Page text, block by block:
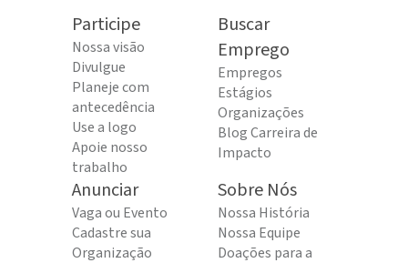
Participe
Nossa visão
Divulgue
Planeje com
antecedência
Use a logo
Apoie nosso
trabalho
Buscar
Emprego
Empregos
Estágios
Organizações
Blog Carreira de
Impacto
Anunciar
Vaga ou Evento
Cadastre sua
Organização
Sobre Nós
Nossa História
Nossa Equipe
Doações para a